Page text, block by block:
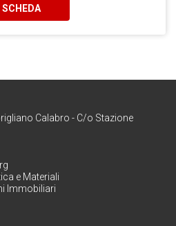
SCHEDA
Calabro - C/o Stazione
e Materiali
Immobiliari